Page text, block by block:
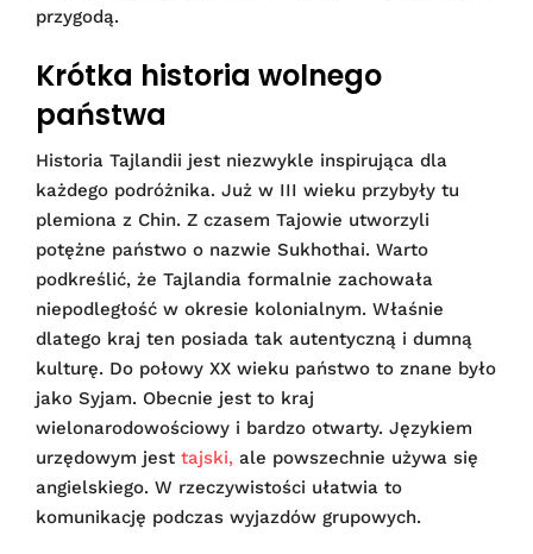
przygodą.
Krótka historia wolnego
państwa
Historia Tajlandii jest niezwykle inspirująca dla
każdego podróżnika. Już w III wieku przybyły tu
plemiona z Chin. Z czasem Tajowie utworzyli
potężne państwo o nazwie Sukhothai. Warto
podkreślić, że Tajlandia formalnie zachowała
niepodległość w okresie kolonialnym. Właśnie
dlatego kraj ten posiada tak autentyczną i dumną
kulturę. Do połowy XX wieku państwo to znane było
jako Syjam. Obecnie jest to kraj
wielonarodowościowy i bardzo otwarty. Językiem
urzędowym jest tajski, ale powszechnie używa się
angielskiego. W rzeczywistości ułatwia to
komunikację podczas wyjazdów grupowych.